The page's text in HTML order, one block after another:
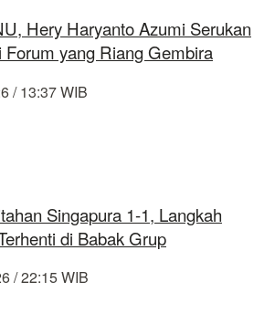
Hery Haryanto Azumi Serukan
yang Riang Gembira
/ 13:37 WIB
Singapura 1-1, Langkah
di Babak Grup
/ 22:15 WIB